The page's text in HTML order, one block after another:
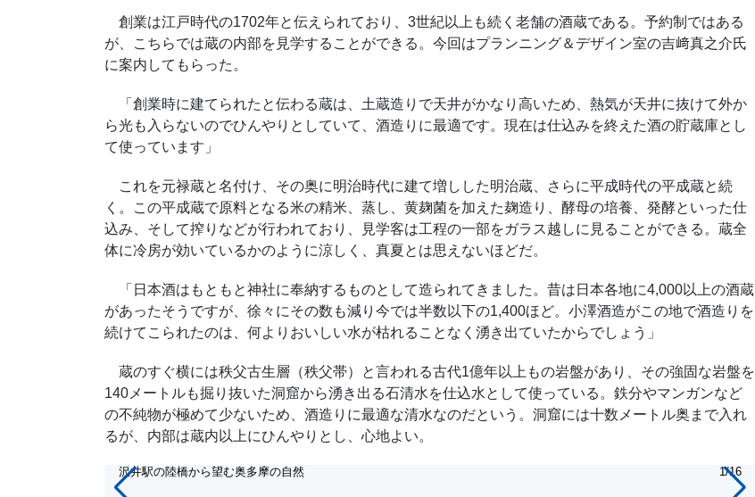
創業は江戸時代の1702年と伝えられており、3世紀以上も続く老舗の酒蔵である。予約制ではある
が、こちらでは蔵の内部を見学することができる。今回はプランニング＆デザイン室の吉﨑真之介氏
に案内してもらった。
「創業時に建てられたと伝わる蔵は、土蔵造りで天井がかなり高いため、熱気が天井に抜けて外か
ら光も入らないのでひんやりとしていて、酒造りに最適です。現在は仕込みを終えた酒の貯蔵庫とし
て使っています」
これを元禄蔵と名付け、その奥に明治時代に建て増しした明治蔵、さらに平成時代の平成蔵と続
く。この平成蔵で原料となる米の精米、蒸し、黄麹菌を加えた麹造り、酵母の培養、発酵といった仕
込み、そして搾りなどが行われており、見学客は工程の一部をガラス越しに見ることができる。蔵全
体に冷房が効いているかのように涼しく、真夏とは思えないほどだ。
「日本酒はもともと神社に奉納するものとして造られてきました。昔は日本各地に4,000以上の酒蔵
があったそうですが、徐々にその数も減り今では半数以下の1,400ほど。小澤酒造がこの地で酒造りを
続けてこられたのは、何よりおいしい水が枯れることなく湧き出ていたからでしょう」
蔵のすぐ横には秩父古生層（秩父帯）と言われる古代1億年以上もの岩盤があり、その強固な岩盤を
140メートルも掘り抜いた洞窟から湧き出る石清水を仕込水として使っている。鉄分やマンガンなど
の不純物が極めて少ないため、酒造りに最適な清水なのだという。洞窟には十数メートル奥まで入れ
るが、内部は蔵内以上にひんやりとし、心地よい。
沢井駅の陸橋から望む奥多摩の自然 1/16